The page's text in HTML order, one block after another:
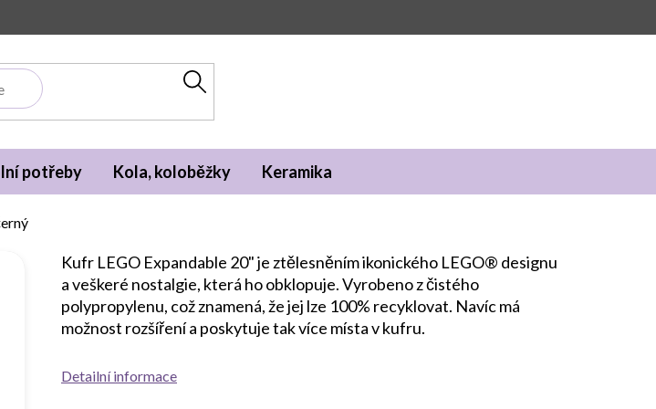
potřeby Kola, koloběžky Keramika
Kufr LEGO Expandable 20" je ztělesněním ikonického LEGO® designu
a veškeré nostalgie, která ho obklopuje. Vyrobeno z čistého
polypropylenu, což znamená, že jej lze 100% recyklovat. Navíc má
možnost rozšíření a poskytuje tak více místa v kufru.
Detailní informace